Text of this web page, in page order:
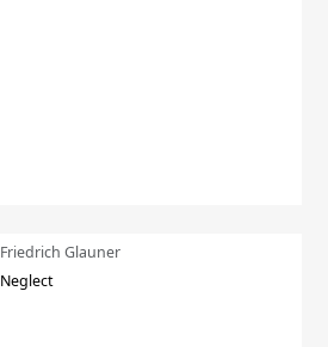
Friedrich Glauner
Neglect